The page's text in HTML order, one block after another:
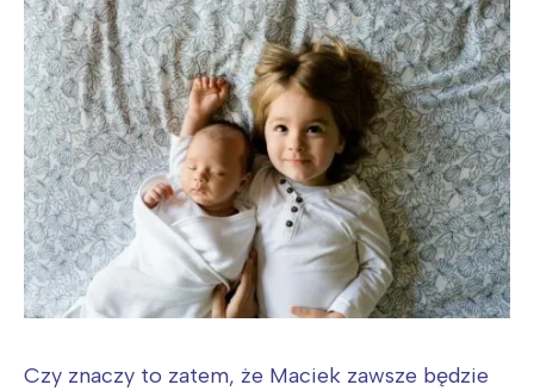
Czy znaczy to zatem, że Maciek zawsze będzie